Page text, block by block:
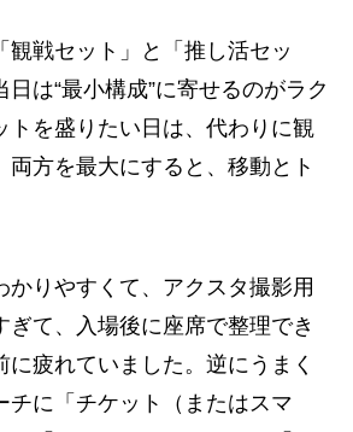
観戦セット」と「推し活セッ
日は“最小構成”に寄せるのがラク
トを盛りたい日は、代わりに観
両方を最大にすると、移動とト
かりやすくて、アクスタ撮影用
ぎて、入場後に座席で整理でき
に疲れていました。逆にうまく
チに「チケット（またはスマ